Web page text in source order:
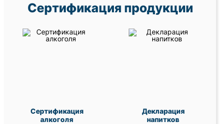
Сертификация продукции
Сертификация
алкоголя
Декларация
напитков